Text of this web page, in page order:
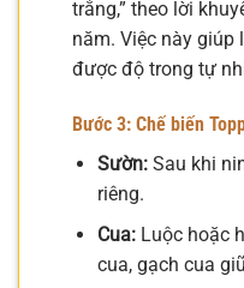
trắng,” theo lời
năm. Việc này
được độ trong tự
Bước 3: Chế biến
Sườn:Sau khi
riêng.
Cua:Luộc hoặc
cua, gạch cua